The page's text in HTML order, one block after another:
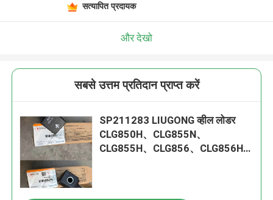
सत्यापित प्रदायक
और देखो
सबसे उत्तम प्रतिदान प्राप्त करें
SP211283 LIUGONG व्हील लोडर
CLG850H、CLG855N、
CLG855H、CLG856、CLG856H